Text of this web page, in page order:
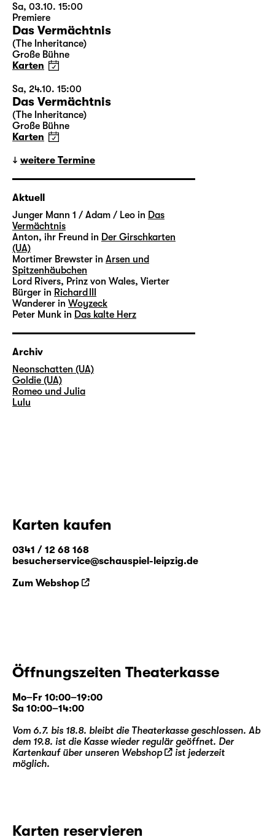
Sa, 03.10. 15:00
Premiere
Das Vermächtnis
(The Inheritance)
Große Bühne
Karten
Sa, 24.10. 15:00
Das Vermächtnis
(The Inheritance)
Große Bühne
Karten
weitere Termine
Aktuell
Junger Mann 1 / Adam / Leo in Das
Vermächtnis
Anton, ihr Freund in Der Girschkarten
(UA)
Mortimer Brewster in Arsen und
Spitzenhäubchen
Lord Rivers, Prinz von Wales, Vierter
Bürger in Richard III
Wanderer in Woyzeck
Peter Munk in Das kalte Herz
Archiv
Neonschatten (UA)
Goldie (UA)
Romeo und Julia
Lulu
Karten kaufen
0341 / 12 68 168
besucherservice@schauspiel-leipzig.de
Zum Webshop
Öffnungszeiten Theaterkasse
Mo–Fr 10:00–19:00
Sa 10:00–14:00
Vom 6.7. bis 18.8. bleibt die Theaterkasse geschlossen. Ab
dem 19.8. ist die Kasse wieder regulär geöffnet. Der
Kartenkauf über unseren Webshop
ist jederzeit
möglich.
Karten reservieren